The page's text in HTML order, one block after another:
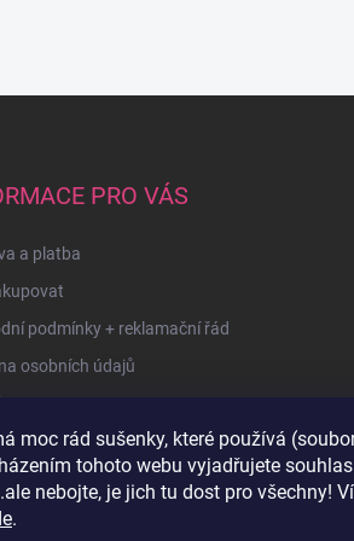
moc rád sušenky, které používá
tohoto webu vyjadřujete
nebojte, je jich tu dost pro všechny!
.
PRO VÁS
a platba
podmínky + reklamační řád
osobních údajů